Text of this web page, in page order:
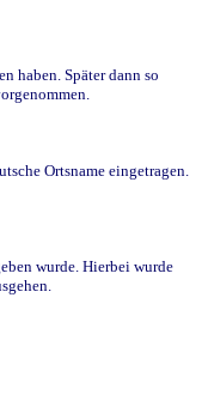
haben. Später dann so
Ortsname eingetragen.
wurde. Hierbei wurde